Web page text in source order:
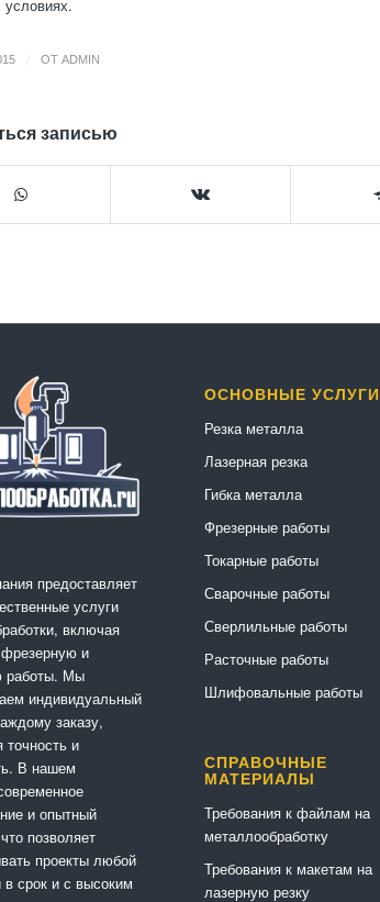
ОТ ADMIN
записью
предоставляет
услуги
включая
и
работы. Мы
индивидуальный
заказу,
точность и
В нашем
и опытный
позволяет
проекты любой
в срок и с высоким
ОСНОВНЫЕ УСЛУГИ
Резка металла
Лазерная резка
Гибка металла
Фрезерные работы
Токарные работы
Сварочные работы
Сверлильные работы
Расточные работы
Шлифовальные работы
СПРАВОЧНЫЕ
МАТЕРИАЛЫ
Требования к файлам на
металлообработку
Требования к макетам на
лазерную резку